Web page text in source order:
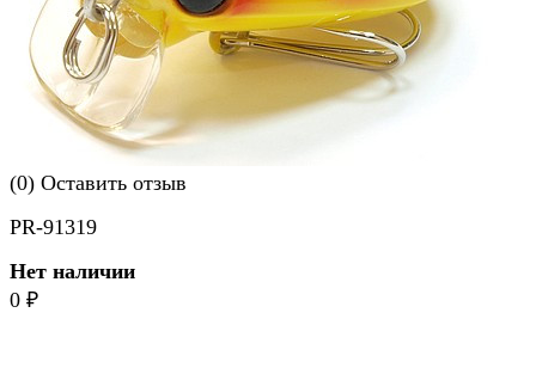
(0) Оставить отзыв
PR-91319
Нет наличии
0 ₽